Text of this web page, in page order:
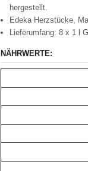
hergestellt.
Edeka Herzstücke,
Lieferumfang: 8 x 1 l
NÄHRWERTE: